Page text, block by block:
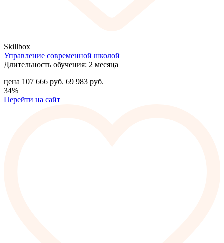
Skillbox
Управление современной школой
Длительность обучения: 2 месяца
цена 107 666руб. 69 983 руб.
34%
Перейти на сайт